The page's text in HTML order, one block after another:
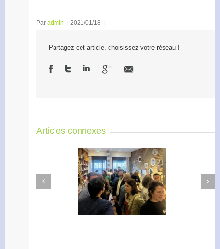
Par admin 2021/01/18
Partagez cet article, choisissez votre réseau !
Articles connexes
Accélérateur de
l’engagement
Previous
Next